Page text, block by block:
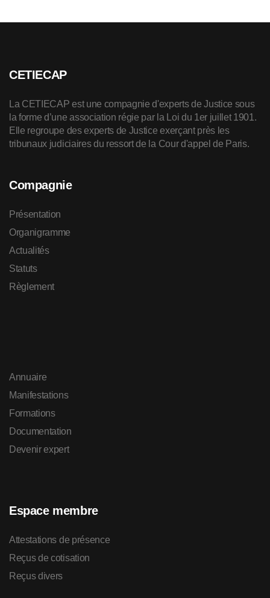
CETIECAP
La CETIECAP est une compagnie d'experts de Justice sous
la forme d’une association régie par la Loi du 1er juillet 1901.
Elle regroupe des experts de Justice exerçant près les
tribunaux judiciaires du ressort de la Cour d'appel de Paris.
Compagnie
Présentation
Organigramme
Actualités
Statuts
Règlement
Annuaire
Manifestations
Formations
Documentation
Devenir expert
Espace membre
Attestations de présence
Reçus de cotisation
Reçus divers